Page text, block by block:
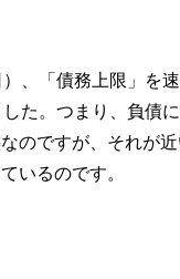
、「債務上限」を
た。つまり、負債
のですが、それが
いるのです。